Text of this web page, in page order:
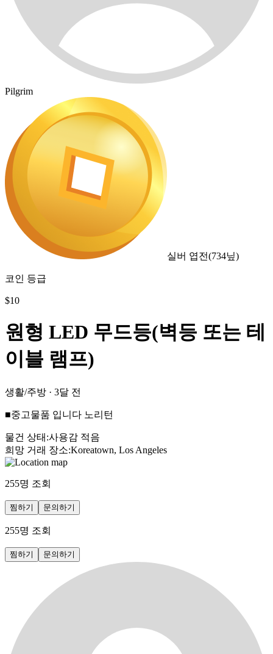
Pilgrim
실버 엽전(734닢)
코인 등급
$10
원형 LED 무드등(벽등 또는 테
이블 램프)
생활/주방 · 3달 전
■중고물품 입니다 노리턴
물건 상태 :사용감 적음
희망 거래 장소:Koreatown, Los Angeles
255명 조회
찜하기 문의하기
255명 조회
찜하기 문의하기